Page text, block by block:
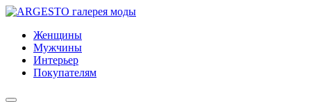
Женщины
Мужчины
Интерьер
Покупателям